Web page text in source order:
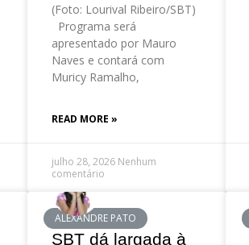
(Foto: Lourival Ribeiro/SBT)
Programa será
apresentado por Mauro
Naves e contará com
Muricy Ramalho,
READ MORE »
julho 28, 2026 Nenhum
comentário
ALEXANDRE PATO
SBT dá largada à